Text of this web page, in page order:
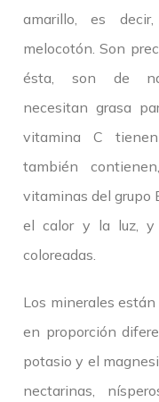
amarillo, es decir,
melocotón. Son
ésta, son de
necesitan grasa
vitamina C
también
vitaminas del grupo
el calor y la luz, y
coloreadas.
Los minerales
en proporción
potasio y el
nectarinas,